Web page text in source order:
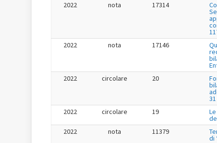
2022
nota 17314
2022
nota 17146
2022
circolare 20
2022
circolare 19
2022
nota 11379
di